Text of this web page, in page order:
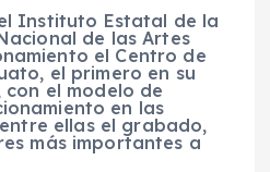
Instituto Estatal de la
de las Artes
el Centro de
el primero en su
el modelo de
en las
ellas el grabado,
más importantes a